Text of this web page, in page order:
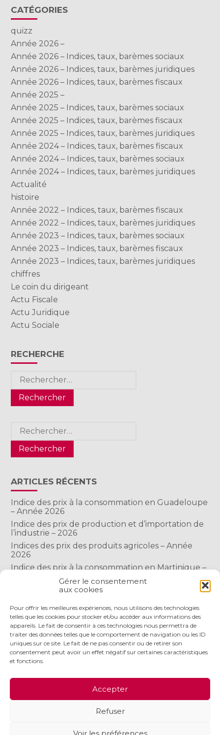
Gérer le consentement
aux cookies
Pour offrir les meilleures expériences, nous utilisons des technologies
telles que les cookies pour stocker et/ou accéder aux informations des
appareils. Le fait de consentir à ces technologies nous permettra de
traiter des données telles que le comportement de navigation ou les ID
uniques sur ce site. Le fait de ne pas consentir ou de retirer son
consentement peut avoir un effet négatif sur certaines caractéristiques
et fonctions.
Accepter
Refuser
Voir les préférences
Blog
sidebar
CATÉGORIES
quizz
Année 2026 –
Année 2026 – Indices, taux, barèmes sociaux
Année 2026 – Indices, taux, barèmes juridiques
Année 2026 – Indices, taux, barèmes fiscaux
Année 2025 –
Année 2025 – Indices, taux, barèmes sociaux
Année 2025 – Indices, taux, barèmes fiscaux
Année 2025 – Indices, taux, barèmes juridiques
Année 2024 – Indices, taux, barèmes fiscaux
Année 2024 – Indices, taux, barèmes sociaux
Année 2024 – Indices, taux, barèmes juridiques
Actualité
histoire
Année 2022 – Indices, taux, barèmes fiscaux
Année 2022 – Indices, taux, barèmes juridiques
Année 2023 – Indices, taux, barèmes sociaux
Année 2023 – Indices, taux, barèmes fiscaux
Année 2023 – Indices, taux, barèmes juridiques
chiffres
Le coin du dirigeant
Actu Fiscale
Actu Juridique
Actu Sociale
RECHERCHE
Rechercher :
Rechercher :
ARTICLES RÉCENTS
Indice des prix à la consommation en Guadeloupe
– Année 2026
Indice des prix de production et d’importation de
l’industrie – 2026
Indices des prix des produits agricoles – Année
2026
Indice des prix à la consommation en Martinique –
Indice des prix à la consommation à Mayotte –
COMMENTAIRES RÉCENTS
NOS SERVICES
ACTUALITÉS
RECRUTEMENT CONTACT
MENTIONS LÉGALES